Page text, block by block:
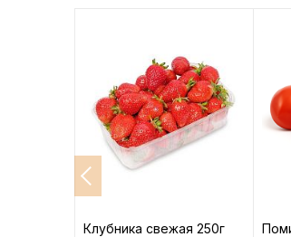
Клубника свежая 250г